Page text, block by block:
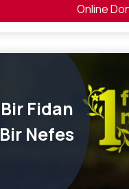
Online
Bir Fidan
Bir Nefes